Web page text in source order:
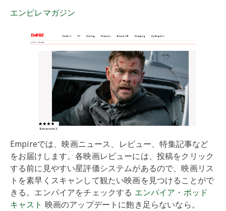
エンピレマガジン
Empireでは、映画ニュース、レビュー、特集記事など
をお届けします。各映画レビューには、投稿をクリック
する前に見やすい星評価システムがあるので、映画リス
トを素早くスキャンして観たい映画を見つけることがで
きる。エンパイアをチェックする エンパイア・ポッド
キャスト 映画のアップデートに飽き足らないなら。